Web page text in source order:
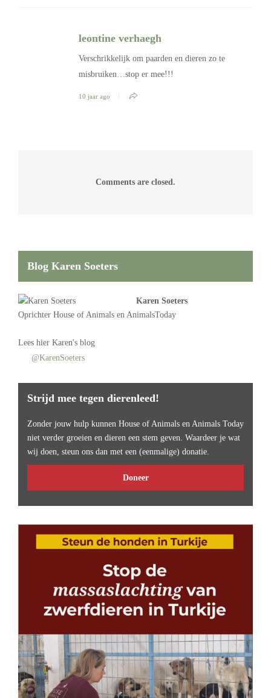
leontine verhaegh
Verschrikkelijk om paarden en dieren zo te
misbruiken…stop er mee!!!
10 jaar ago
Comments are closed.
Blog Karen Soeters
Karen Soeters
Oprichter House of Animals en AnimalsToday
Lees hier Karen's blog
@KarenSoeters
Strijd mee tegen dierenleed!
Zonder jouw hulp kunnen House of Animals en Animals Today
niet verder groeien en dieren een stem geven. Waardeer je wat
wij doen, steun ons dan met een (eenmalige) donatie.
Doneer